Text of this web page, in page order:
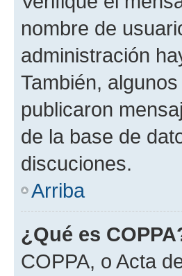
nombre de
administración
También,
publicaron
de la base de
discuciones.
Arriba
¿Qué es
COPPA, o Acta